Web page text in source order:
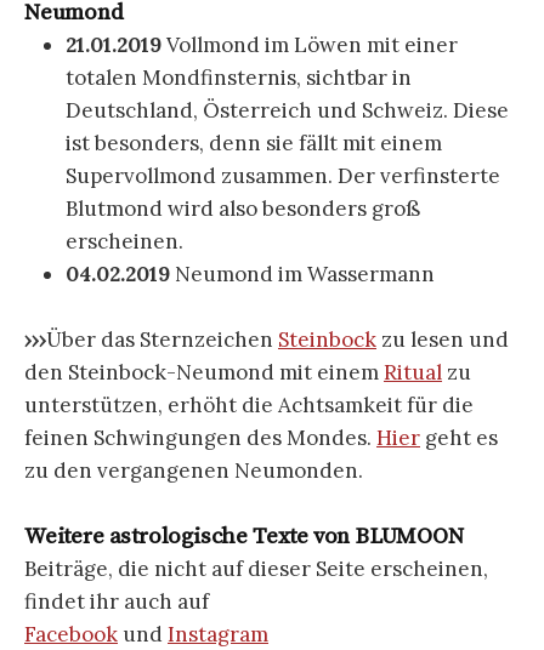
Neumond
21.01.2019Vollmond im Löwen mit einer
totalen Mondfinsternis, sichtbar in
Deutschland, Österreich und Schweiz. Diese
ist besonders, denn sie fällt mit einem
Supervollmond zusammen. Der verfinsterte
Blutmond wird also besonders groß
erscheinen.
04.02.2019 Neumond im Wassermann
›››Über das Sternzeichen Steinbock zu lesen und
den Steinbock-Neumond mit einemRitual zu
unterstützen, erhöht die Achtsamkeit für die
feinen Schwingungen des Mondes. Hier geht es
zu den vergangenen Neumonden.
Weitere astrologische Texte von BLUMOON
Beiträge, die nicht auf dieser Seite erscheinen,
findet ihr auch auf
Facebook undInstagram